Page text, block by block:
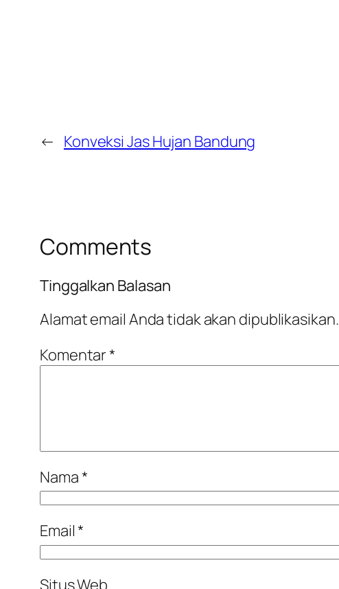
← Konveksi Jas Hujan Bandung
Comments
Tinggalkan Balasan
Alamat email Anda tidak akan dipublikasikan.
Komentar*
Nama*
Email*
Situs Web